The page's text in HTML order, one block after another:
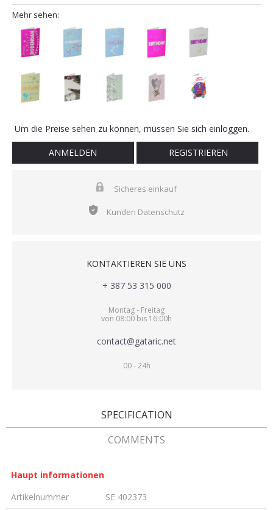
Mehr sehen:
Um die Preise sehen zu können, müssen Sie sich einloggen.
ANMELDEN REGISTRIEREN
Sicheres einkauf
Kunden Datenschutz
KONTAKTIEREN SIE UNS
+ 387 53 315 000
Montag - Freitag
von 08:00 bis 16:00h
contact@gataric.net
00 - 24h
SPECIFICATION
COMMENTS
Haupt informationen
Artikelnummer
SE 402373